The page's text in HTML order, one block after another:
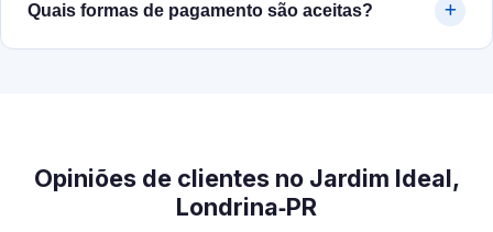
Quais formas de pagamento são aceitas?
Opiniões de clientes no Jardim Ideal,
Londrina‑PR